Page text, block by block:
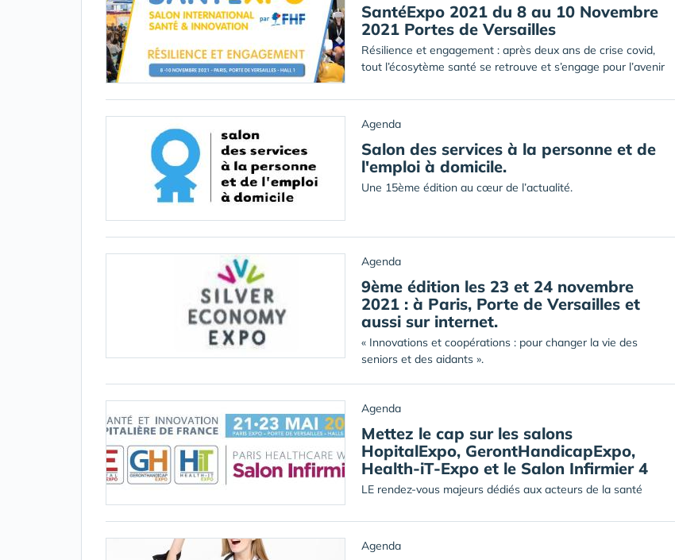
SantéExpo 2021 du 8 au 10 Novembre
2021 Portes de Versailles
Résilience et engagement : après deux ans de crise covid,
tout l’écosytème santé se retrouve et s’engage pour l’avenir
Agenda
Salon des services à la personne et de
l'emploi à domicile.
Une 15ème édition au cœur de l’actualité.
Agenda
9ème édition les 23 et 24 novembre
2021 : à Paris, Porte de Versailles et
aussi sur internet.
« Innovations et coopérations : pour changer la vie des
seniors et des aidants ».
Agenda
Mettez le cap sur les salons
HopitalExpo, GerontHandicapExpo,
Health-iT-Expo et le Salon Infirmier 4
LE rendez-vous majeurs dédiés aux acteurs de la santé
Agenda